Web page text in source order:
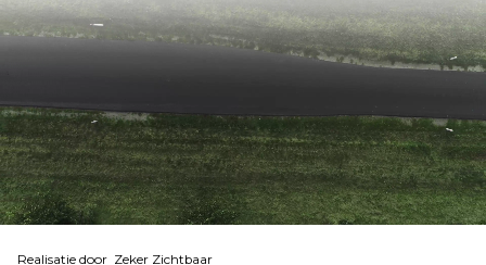
Realisatie door Zeker Zichtbaar